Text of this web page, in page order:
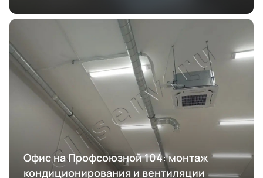
Офис на Профсоюзной 104: монтаж
кондиционирования и вентиляции